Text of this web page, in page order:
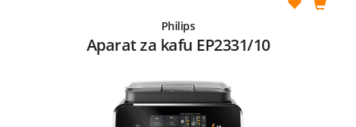
Philips
Aparat za kafu EP2331/10